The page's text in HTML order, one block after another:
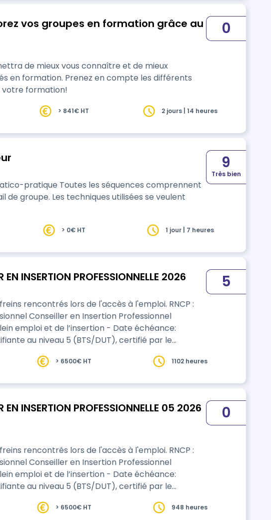
vos groupes en formation grâce au
de mieux vous connaître et de mieux
en formation. Prenez en compte les différents
votre formation!
0
> 841€ HT 2 jours | 14 heures
les séquences comprennent
de groupe. Les techniques utilisées se veulent
9
Très bien
> 0€ HT 1 jour | 7 heures
INSERTION PROFESSIONNELLE 2026
rencontrés lors de l'accès à l'emploi. RNCP :
Conseiller en Insertion Professionnel
emploi et de l’insertion - Date échéance:
au niveau 5 (BTS/DUT), certifié par le
5
> 6500€ HT 1102 heures
INSERTION PROFESSIONNELLE 05 2026
rencontrés lors de l'accès à l'emploi. RNCP :
Conseiller en Insertion Professionnel
emploi et de l’insertion - Date échéance:
au niveau 5 (BTS/DUT), certifié par le
0
> 6500€ HT 948 heures